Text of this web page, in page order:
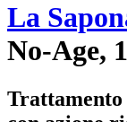
La
No-Age,
Trattamento